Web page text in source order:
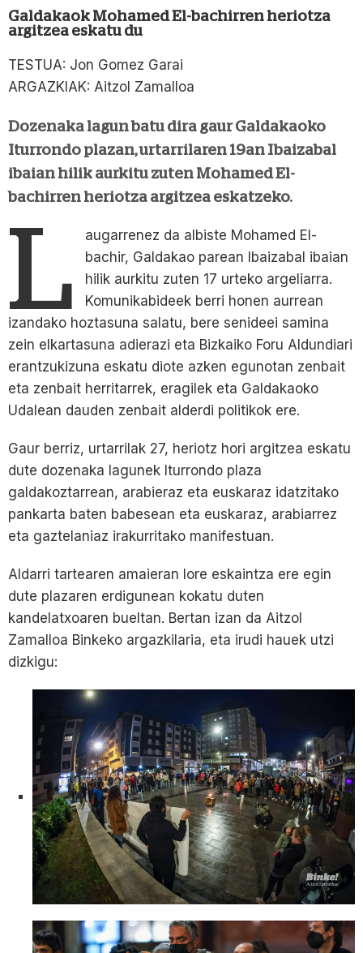
Galdakaok Mohamed El-bachirren heriotza
argitzea eskatu du
TESTUA: Jon Gomez Garai
ARGAZKIAK: Aitzol Zamalloa
Dozenaka lagun batu dira gaur Galdakaoko
Iturrondo plazan, urtarrilaren 19an Ibaizabal
ibaian hilik aurkitu zuten Mohamed El-
bachirren heriotza argitzea eskatzeko.
L
augarrenez da albiste Mohamed El-
bachir, Galdakao parean Ibaizabal ibaian
hilik aurkitu zuten 17 urteko argeliarra.
Komunikabideek berri honen aurrean
izandako hoztasuna salatu, bere senideei samina
zein elkartasuna adierazi eta Bizkaiko Foru Aldundiari
erantzukizuna eskatu diote azken egunotan zenbait
eta zenbait herritarrek, eragilek eta Galdakaoko
Udalean dauden zenbait alderdi politikok ere.
Gaur berriz, urtarrilak 27, heriotz hori argitzea eskatu
dute dozenaka lagunek Iturrondo plaza
galdakoztarrean, arabieraz eta euskaraz idatzitako
pankarta baten babesean eta euskaraz, arabiarrez
eta gaztelaniaz irakurritako manifestuan.
Aldarri tartearen amaieran lore eskaintza ere egin
dute plazaren erdigunean kokatu duten
kandelatxoaren bueltan. Bertan izan da Aitzol
Zamalloa Binkeko argazkilaria, eta irudi hauek utzi
dizkigu: